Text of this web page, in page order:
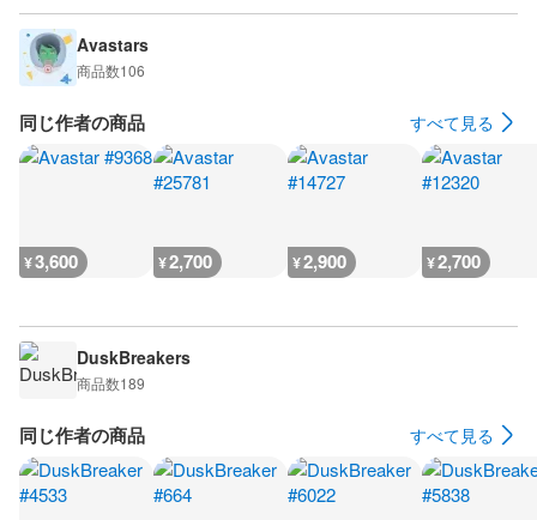
Avastars
商品数106
同じ作者の商品 すべて見る
¥3,600 ¥2,700 ¥2,900 ¥2,700
DuskBreakers
商品数189
同じ作者の商品 すべて見る